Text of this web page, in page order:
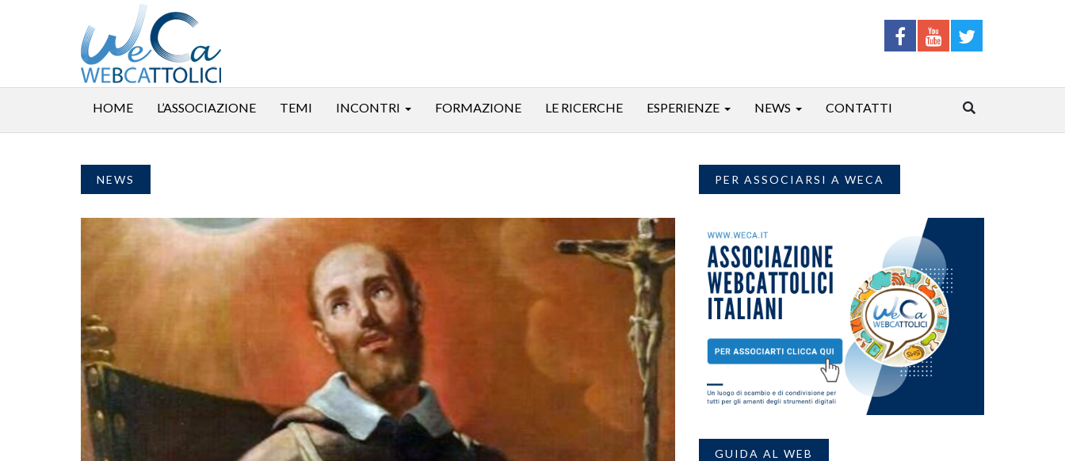
HOME L’ASSOCIAZIONE TEMI INCONTRI FORMAZIONE LE RICERCHE ESPERIENZE NEWS CONTATTI
NEWS PER ASSOCIARSI A WECA
GUIDA AL WEB